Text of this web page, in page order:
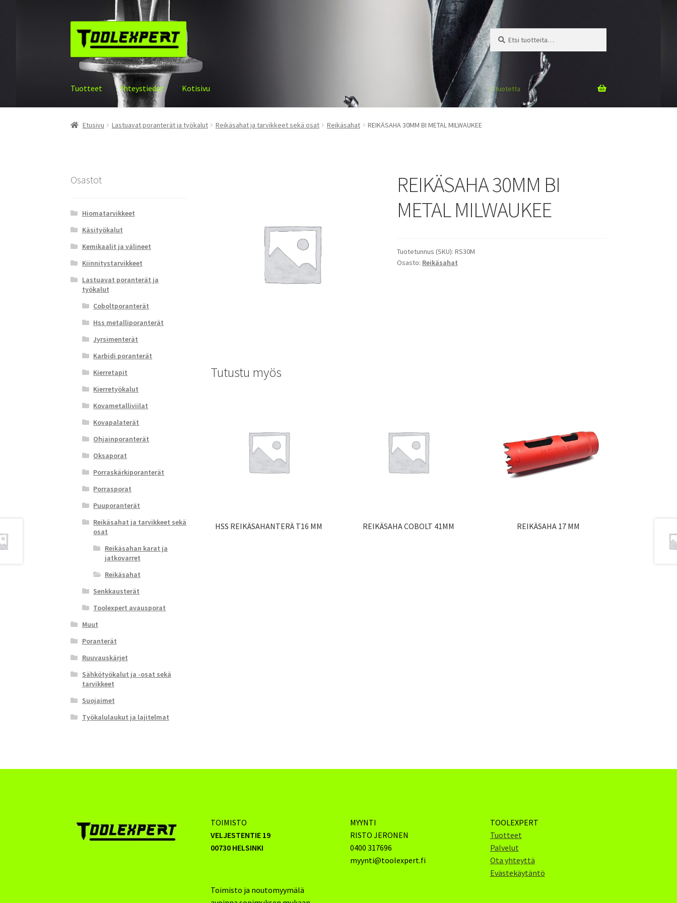
navigointiin
sisältöön
Etsi:
Haku
Tuotteet Yhteystiedot Kotisivu 0 tuotetta
Etusivu Lastuavat poranterät ja työkalut Reikäsahat ja tarvikkeet sekä osat Reikäsahat REIKÄSAHA 30MM BI METAL MILWAUKEE
REIKÄSAHA 30MM BI
METAL MILWAUKEE
Tuotetunnus (SKU): RS30M
Osasto: Reikäsahat
Tutustu myös
HSS REIKÄSAHANTERÄ T16 MM REIKÄSAHA COBOLT 41MM REIKÄSAHA 17 MM
Osastot
Hiomatarvikkeet
Käsityökalut
Kemikaalit ja välineet
Kiinnitystarvikkeet
Lastuavat poranterät ja
työkalut
Coboltporanterät
Hss metalliporanterät
Jyrsimenterät
Karbidi poranterät
Kierretapit
Kierretyökalut
Kovametalliviilat
Kovapalaterät
Ohjainporanterät
Oksaporat
Porraskärkiporanterät
Porrasporat
Puuporanterät
Reikäsahat ja tarvikkeet sekä
osat
Reikäsahan karat ja
jatkovarret
Reikäsahat
Senkkausterät
Toolexpert avausporat
Muut
Poranterät
Ruuvauskärjet
Sähkötyökalut ja -osat sekä
tarvikkeet
Suojaimet
Työkalulaukut ja lajitelmat
TOIMISTO
VELJESTENTIE 19
00730 HELSINKI
Toimisto ja noutomyymälä
MYYNTI
RISTO JERONEN
0400 317696
myynti@toolexpert.fi
TOOLEXPERT
Tuotteet
Palvelut
Ota yhteyttä
Evästekäytäntö